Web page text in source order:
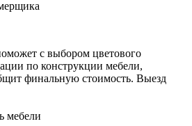
с выбором цветового
по конструкции мебели,
финальную стоимость. Выезд